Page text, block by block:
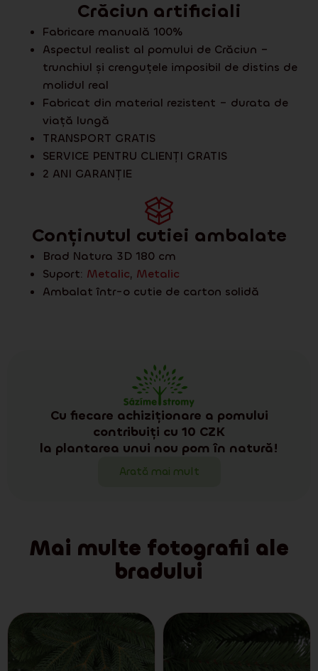
Crăciun artificiali
Fabricare manuală 100%
Aspectul realist al pomului de Crăciun –
trunchiul și crenguțele imposibil de distins de
molidul real
Fabricat din material rezistent – durata de
viață lungă
TRANSPORT GRATIS
SERVICE PENTRU CLIENȚI GRATIS
2 ANI GARANȚIE
Conținutul cutiei ambalate
Brad Natura 3D 180 cm
Suport: Metalic, Metalic
Ambalat într-o cutie de carton solidă
Cu fiecare achiziționare a pomului
contribuiți cu 10 CZK
la plantarea unui nou pom în natură!
Arată mai mult
Mai multe fotografii ale
bradului